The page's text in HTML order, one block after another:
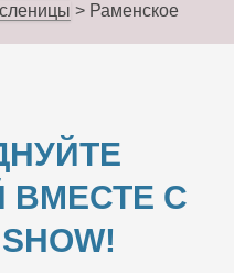
> Раменское
ВМЕСТЕ С